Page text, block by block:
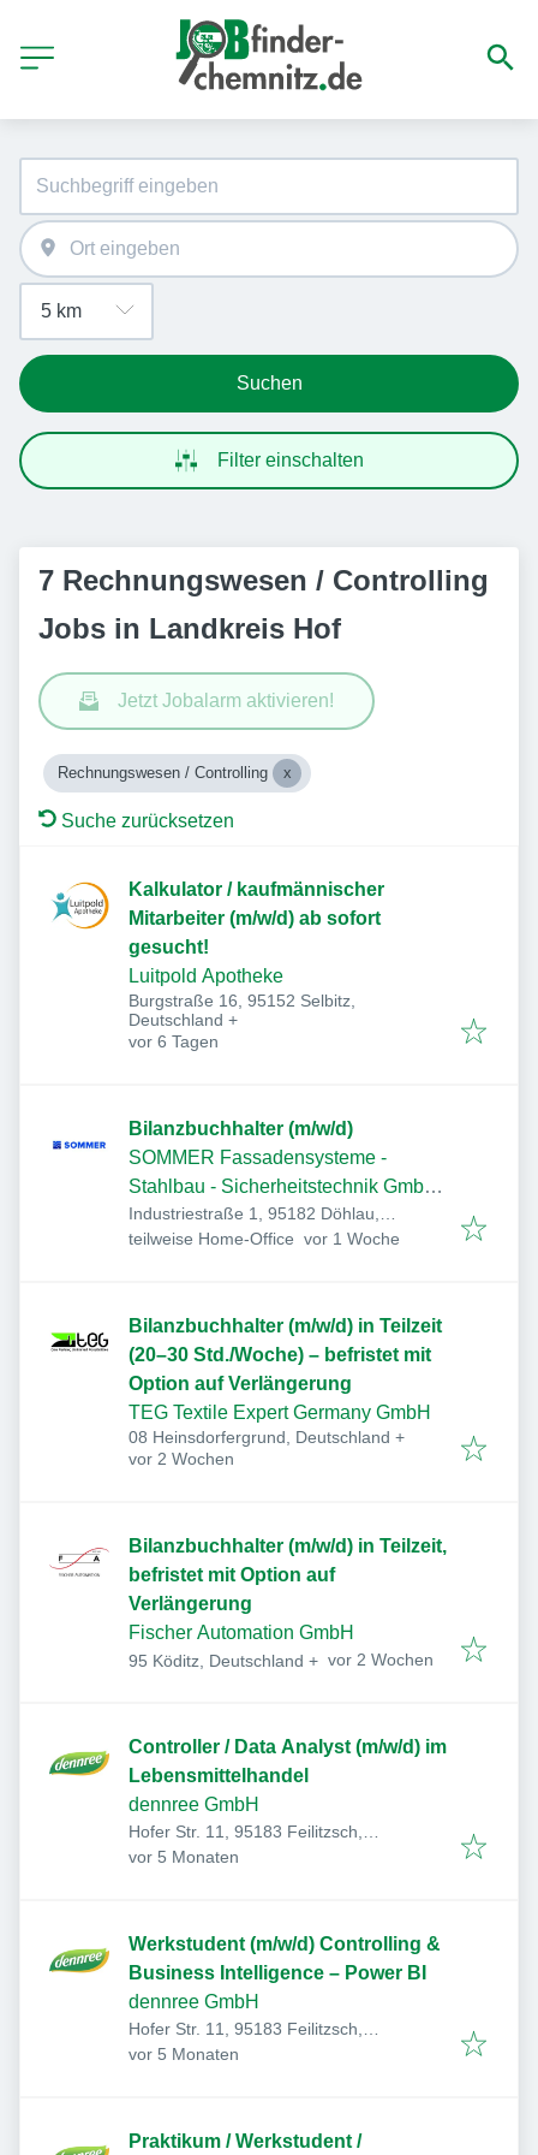
Suchen
Filter einschalten
7 Rechnungswesen / Controlling
Jobs in Landkreis Hof
Jetzt Jobalarm aktivieren!
Rechnungswesen / Controlling
Suche zurücksetzen
Kalkulator / kaufmännischer
Mitarbeiter (m/w/d) ab sofort
gesucht!
Luitpold Apotheke
Burgstraße 16, 95152 Selbitz,
Deutschland +
Veröffentlicht
vor 6 Tagen
Bilanzbuchhalter (m/w/d)
SOMMER Fassadensysteme -
Stahlbau - Sicherheitstechnik GmbH
& Co. KG
Industriestraße 1, 95182 Döhlau,
Deutschland
teilweise Home-Office Veröffentlicht
vor 1 Woche
Bilanzbuchhalter (m/w/d) in Teilzeit
(20–30 Std./Woche) – befristet mit
Option auf Verlängerung
TEG Textile Expert Germany GmbH
08 Heinsdorfergrund, Deutschland +
Veröffentlicht:
vor 2 Wochen
Bilanzbuchhalter (m/w/d) in Teilzeit,
befristet mit Option auf
Verlängerung
Fischer Automation GmbH
95 Köditz, Deutschland + Veröffentlicht:
vor 2 Wochen
Controller / Data Analyst (m/w/d) im
Lebensmittelhandel
dennree GmbH
Hofer Str. 11, 95183 Feilitzsch,
Deutschland
Veröffentlicht:
vor 5 Monaten
Werkstudent (m/w/d) Controlling &
Business Intelligence – Power BI
dennree GmbH
Hofer Str. 11, 95183 Feilitzsch,
Deutschland
Veröffentlicht:
vor 5 Monaten
Praktikum / Werkstudent /